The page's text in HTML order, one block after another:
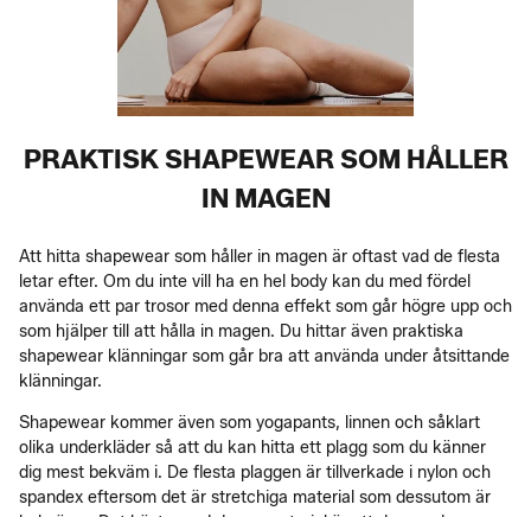
PRAKTISK SHAPEWEAR SOM HÅLLER
IN MAGEN
Att hitta shapewear som håller in magen är oftast vad de flesta
letar efter. Om du inte vill ha en hel body kan du med fördel
använda ett par trosor med denna effekt som går högre upp och
som hjälper till att hålla in magen. Du hittar även praktiska
shapewear klänningar som går bra att använda under åtsittande
klänningar.
Shapewear kommer även som yogapants, linnen och såklart
olika underkläder så att du kan hitta ett plagg som du känner
dig mest bekväm i. De flesta plaggen är tillverkade i nylon och
spandex eftersom det är stretchiga material som dessutom är